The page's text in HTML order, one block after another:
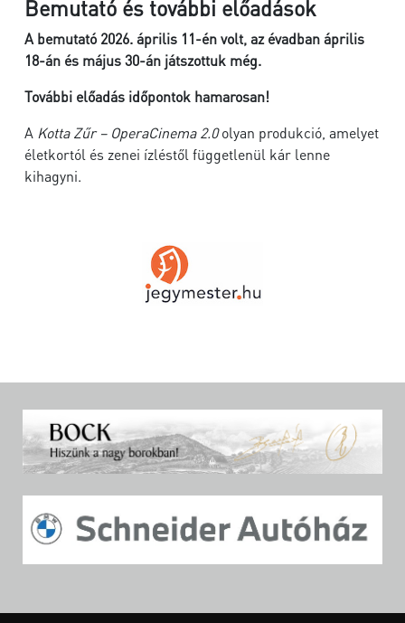
Bemutató és további előadások
A bemutató 2026. április 11-én volt, az évadban április
18-án és május 30-án játszottuk még.
További előadás időpontok hamarosan!
A Kotta Zűr – OperaCinema 2.0olyan produkció, amelyet
életkortól és zenei ízléstől függetlenül kár lenne
kihagyni.